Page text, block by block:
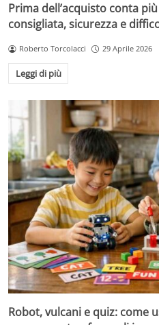
Prima dell’acquisto conta
consigliata, sicurezza e
Roberto Torcolacci 29 Aprile 2026
Leggi di più
Robot, vulcani e quiz: come